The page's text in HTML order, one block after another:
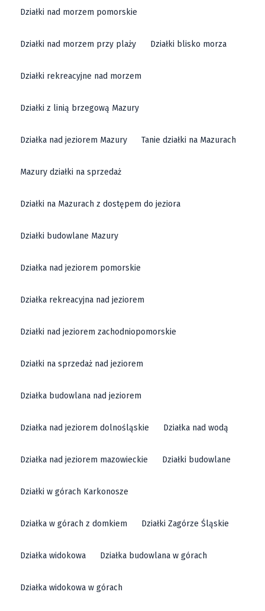
Działki nad morzem pomorskie
Działki nad morzem przy plaży Działki blisko morza
Działki rekreacyjne nad morzem
Działki z linią brzegową Mazury
Działka nad jeziorem Mazury Tanie działki na Mazurach
Mazury działki na sprzedaż
Działki na Mazurach z dostępem do jeziora
Działki budowlane Mazury
Działka nad jeziorem pomorskie
Działka rekreacyjna nad jeziorem
Działki nad jeziorem zachodniopomorskie
Działki na sprzedaż nad jeziorem
Działka budowlana nad jeziorem
Działka nad jeziorem dolnośląskie Działka nad wodą
Działka nad jeziorem mazowieckie Działki budowlane
Działki w górach Karkonosze
Działka w górach z domkiem Działki Zagórze Śląskie
Działka widokowa Działka budowlana w górach
Działka widokowa w górach